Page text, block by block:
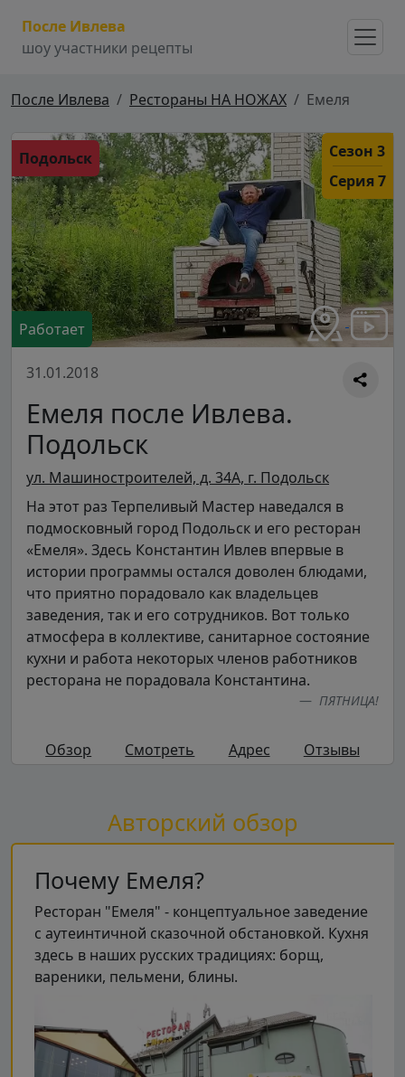
После Ивлева
шоу участники рецепты
После Ивлева Рестораны НА НОЖАХ Емеля
Подольск
Сезон 3
Серия 7
Работает
31.01.2018
Емеля после Ивлева.
Подольск
ул. Машиностроителей, д. 34А, г. Подольск
На этот раз Терпеливый Мастер наведался в
подмосковный город Подольск и его ресторан
«Емеля». Здесь Константин Ивлев впервые в
истории программы остался доволен блюдами,
что приятно порадовало как владельцев
заведения, так и его сотрудников. Вот только
атмосфера в коллективе, санитарное состояние
кухни и работа некоторых членов работников
ресторана не порадовала Константина.
ПЯТНИЦА!
Обзор Смотреть Адрес Отзывы
Авторский обзор
Почему Емеля?
Ресторан "Емеля" - концептуальное заведение
с аутеинтичной сказочной обстановкой. Кухня
здесь в наших русских традициях: борщ,
вареники, пельмени, блины.